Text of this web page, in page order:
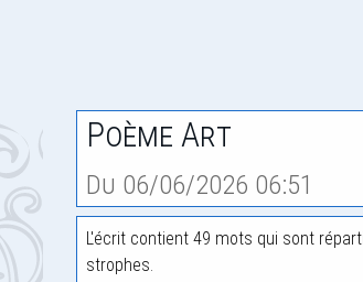
Poème Art
Du 06/06/2026 06:51
L'écrit contient 49 mots qui sont
strophes.